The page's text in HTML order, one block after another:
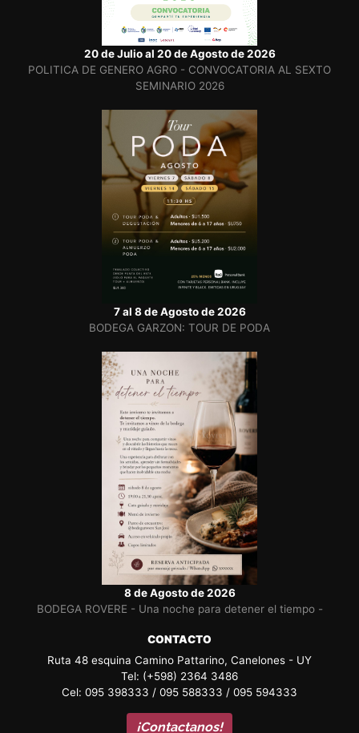
20 de Julio al 20 de Agosto de 2026
POLITICA DE GENERO AGRO - CONVOCATORIA AL SEXTO
SEMINARIO 2026
7 al 8 de Agosto de 2026
BODEGA GARZON: TOUR DE PODA
8 de Agosto de 2026
BODEGA ROVERE - Una noche para detener el tiempo -
CONTACTO
Ruta 48 esquina Camino Pattarino, Canelones - UY
Tel: (+598) 2364 3486
Cel: 095 398333 / 095 588333 / 095 594333
¡Contactanos!